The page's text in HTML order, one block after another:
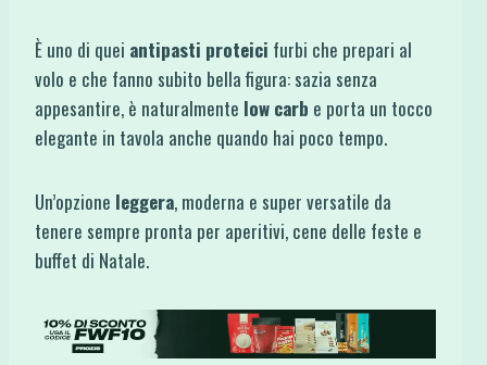
È uno di quei antipasti proteici furbi che prepari al
volo e che fanno subito bella figura: sazia senza
appesantire, è naturalmente low carb e porta un tocco
elegante in tavola anche quando hai poco tempo.
Un’opzione leggera, moderna e super versatile da
tenere sempre pronta per aperitivi, cene delle feste e
buffet di Natale.